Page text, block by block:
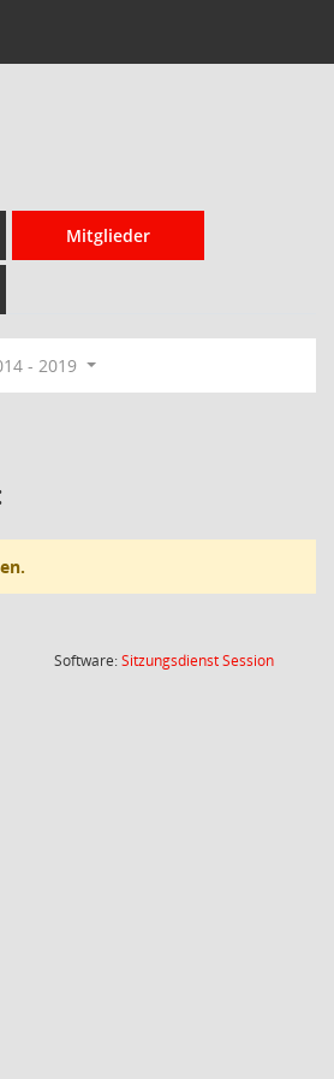
Mitglieder
- 2019
Software:SitzungsdienstSession(Wird in